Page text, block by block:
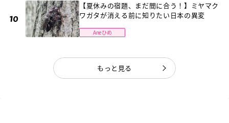
【夏休みの宿題、まだ間に合う！】ミヤマク
ワガタが消える前に知りたい日本の異変
Aneひめ
もっと見る